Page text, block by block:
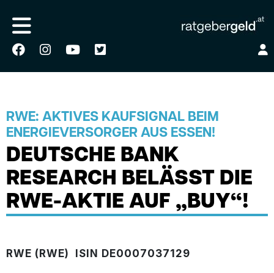
RWE: AKTIVES KAUFSIGNAL BEIM
ENERGIEVERSORGER AUS ESSEN!
DEUTSCHE BANK
RESEARCH BELÄSST DIE
RWE-AKTIE AUF „BUY“!
RWE (RWE) ­ ISIN DE0007037129